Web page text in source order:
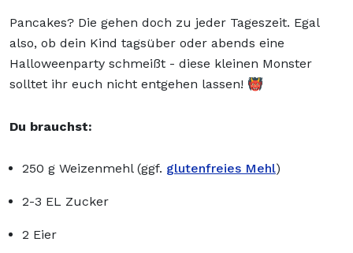
Pancakes? Die gehen doch zu jeder Tageszeit. Egal
also, ob dein Kind tagsüber oder abends eine
Halloweenparty schmeißt - diese kleinen Monster
solltet ihr euch nicht entgehen lassen! 👹
Du brauchst:
250 g Weizenmehl (ggf. glutenfreies Mehl)
2-3 EL Zucker
2 Eier